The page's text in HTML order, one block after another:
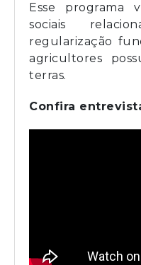
Esse programa
sociais
regularização
agricultores
terras.
Confira